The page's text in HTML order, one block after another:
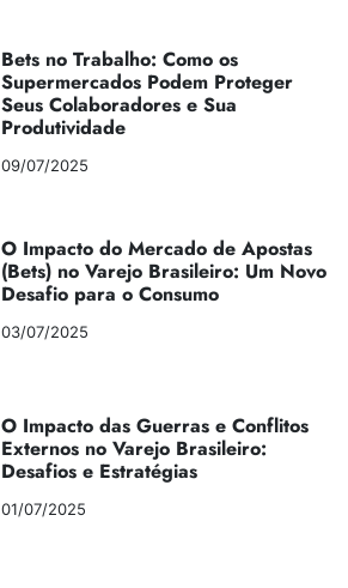
Bets no Trabalho: Como os
Supermercados Podem Proteger
Seus Colaboradores e Sua
Produtividade
09/07/2025
O Impacto do Mercado de Apostas
(Bets) no Varejo Brasileiro: Um Novo
Desafio para o Consumo
03/07/2025
O Impacto das Guerras e Conflitos
Externos no Varejo Brasileiro:
Desafios e Estratégias
01/07/2025